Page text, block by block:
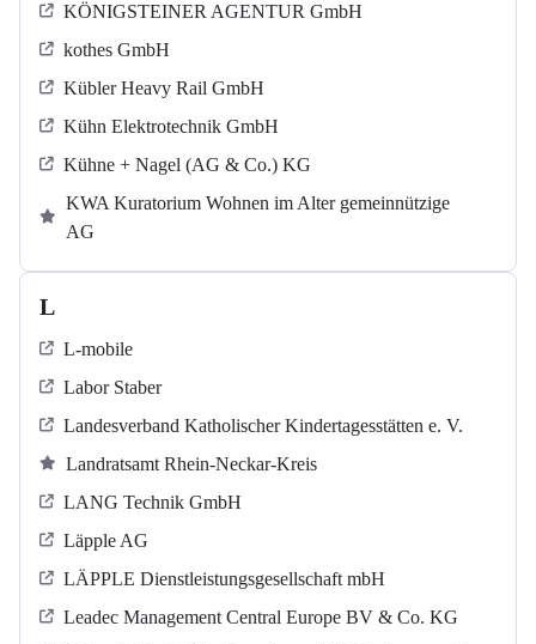
KÖNIGSTEINER AGENTUR GmbH
kothes GmbH
Kübler Heavy Rail GmbH
Kühn Elektrotechnik GmbH
Kühne + Nagel (AG & Co.) KG
KWA Kuratorium Wohnen im Alter gemeinnützige
AG
L
L-mobile
Labor Staber
Landesverband Katholischer Kindertagesstätten e. V.
Landratsamt Rhein-Neckar-Kreis
LANG Technik GmbH
Läpple AG
LÄPPLE Dienstleistungsgesellschaft mbH
Leadec Management Central Europe BV & Co. KG